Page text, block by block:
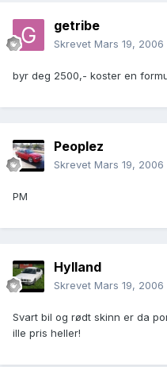
getribe
Skrevet Mars 19, 2006
byr deg 2500,- koster en
Peoplez
Skrevet Mars 19, 2006
PM
Hylland
Skrevet Mars 19, 2006
Svart bil og rødt skinn er da
ille pris heller!